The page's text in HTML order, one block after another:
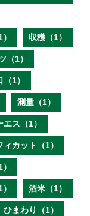
収穫（1）
（1）
（1）
測量（1）
ス（1）
ィカット（1）
酒米（1）
ひまわり（1）